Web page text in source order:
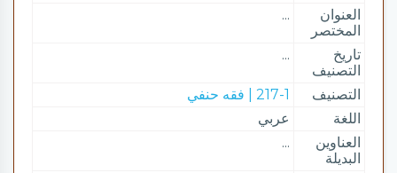
العنوان
المختصر
...
تاريخ
التصنيف
...
التصنيف
217-1 | فقه حنفي
اللغة
عربي
العناوين
البديلة
...